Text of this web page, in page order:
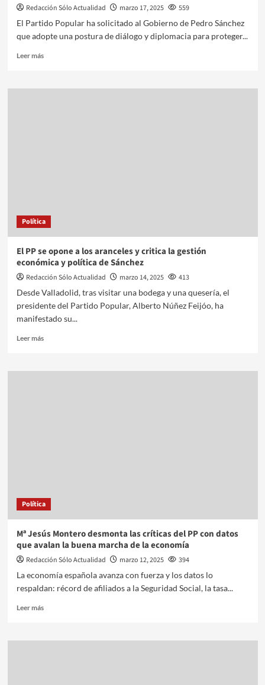
Redacción Sólo Actualidad marzo 17, 2025
559
El Partido Popular ha solicitado al Gobierno de Pedro Sánchez
que adopte una postura de diálogo y diplomacia para proteger...
Leer más
Política
El PP se opone a los aranceles y critica la gestión
económica y política de Sánchez
Redacción Sólo Actualidad marzo 14, 2025
413
Desde Valladolid, tras visitar una bodega y una quesería, el
presidente del Partido Popular, Alberto Núñez Feijóo, ha
manifestado su...
Leer más
Política
Mª Jesús Montero desmonta las críticas del PP con datos
que avalan la buena marcha de la economía
Redacción Sólo Actualidad marzo 12, 2025
394
La economía española avanza con fuerza y los datos lo
respaldan: récord de afiliados a la Seguridad Social, la tasa...
Leer más